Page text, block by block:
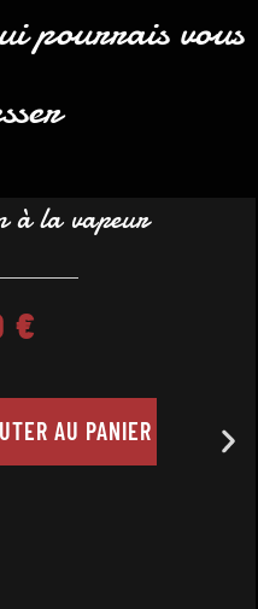
pourrais vous
à la vapeur
€
AU PANIER